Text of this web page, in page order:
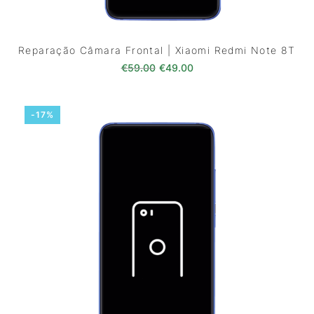
Reparação Câmara Frontal | Xiaomi Redmi Note 8T
€59.00 O preço original era: €59.00.
€49.00O preço atual é:
-17%